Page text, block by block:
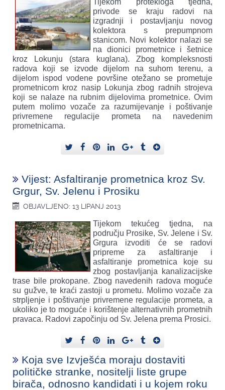
privode se kraju radovi na
izgradnji i postavljanju novog
kolektora s prepumpnom
stanicom. Novi kolektor nalazi se
na dionici prometnice i šetnice
kroz Lokunju (stara kuglana). Zbog kompleksnosti
radova koji se izvode dijelom na suhom terenu, a
dijelom ispod vodene površine otežano se prometuje
prometnicom kroz nasip Lokunja zbog radnih strojeva
koji se nalaze na rubnim dijelovima prometnice. Ovim
putem molimo vozače za razumijevanje i poštivanje
privremene regulacije prometa na navedenim
prometnicama.
Vijest: Asfaltiranje prometnica kroz Sv.
Grgur, Sv. Jelenu i Prosiku
OBJAVLJENO: 13 LIPANJ 2013
Tijekom tekućeg tjedna, na
području Prosike, Sv. Jelene i Sv.
Grgura izvoditi će se radovi
pripreme za asfaltiranje i
asfaltiranje prometnica koje su
zbog postavljanja kanalizacijske
trase bile prokopane. Zbog navedenih radova moguće
su gužve, te kraći zastoji u prometu. Molimo vozače za
strpljenje i poštivanje privremene regulacije prometa, a
ukoliko je to moguće i korištenje alternativnih prometnih
pravaca. Radovi započinju od Sv. Jelena prema Prosici.
Koja sve Izvješća moraju dostaviti
političke stranke, nositelji liste grupe
birača, odnosno kandidati i u kojem roku